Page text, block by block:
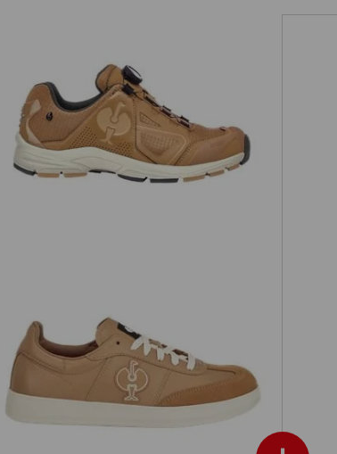
O2 Chaussures de travail e.s. Minkar II
S1 Chaussures basses de sécurité
e.s. Brooklyn low